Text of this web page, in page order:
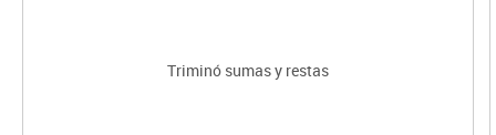
Triminó sumas y restas